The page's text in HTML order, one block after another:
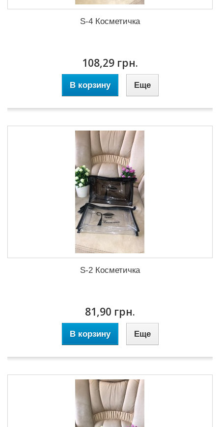
S-4 Косметичка
108,29 грн.
В корзину Еще
S-2 Косметичка
81,90 грн.
В корзину Еще